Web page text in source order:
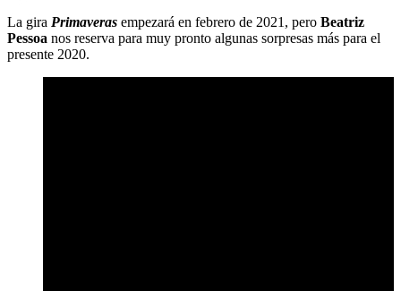
La gira Primaveras empezará en febrero de 2021, pero Beatriz
Pessoa nos reserva para muy pronto algunas sorpresas más para el
presente 2020.